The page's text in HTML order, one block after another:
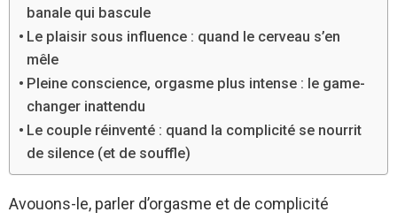
banale qui bascule
Le plaisir sous influence : quand le cerveau s’en
mêle
Pleine conscience, orgasme plus intense : le game-
changer inattendu
Le couple réinventé : quand la complicité se nourrit
de silence (et de souffle)
Avouons-le, parler d’orgasme et de complicité